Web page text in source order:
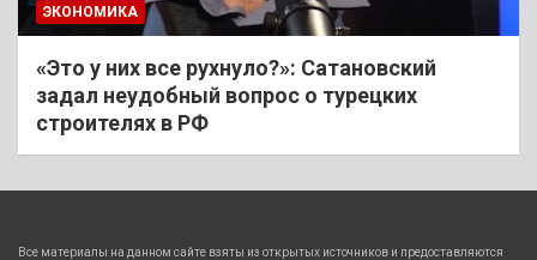
ЭКОНОМИКА
«Это у них все рухнуло?»: Сатановский
задал неудобный вопрос о турецких
строителях в РФ
Все материалы на данном сайте взяты из открытых источников и предоставляются